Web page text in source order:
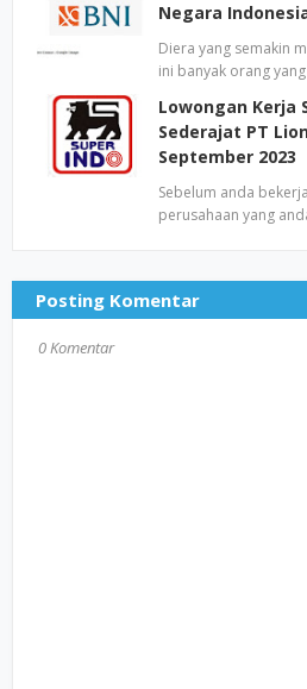
Negara
Diera yang semakin
ini banyak orang
Lowongan Kerja
Sederajat PT
September 2023
Sebelum anda
perusahaan yang
Posting Komentar
0 Komentar